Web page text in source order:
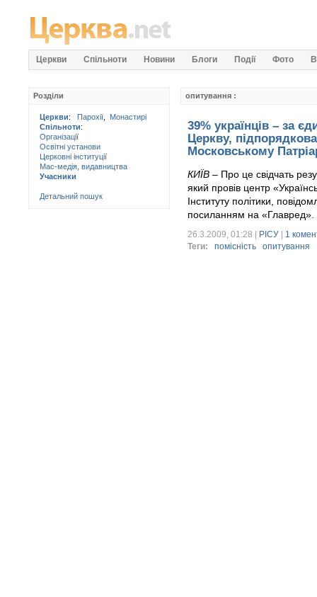
Церкви Спільноти Новини Блоги Події Фото
Розділи
Церкви: Парохії
Монастирі
Спільноти:
Організації
Освітні установи
Церковні інституції
Мас-медія, видавництва
Учасники
Детальний пошук
опитування :
39% українців – за
Церкву,
Московському
КИЇВ – Про це свідчать
який провів центр
Інституту політики,
посиланням на «Главред».
26.3.2009, 01:28 | РІСУ
1
Теги:
помісність опитування